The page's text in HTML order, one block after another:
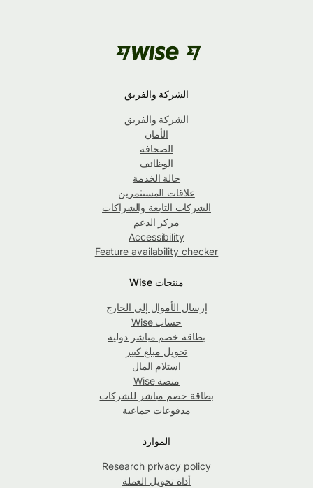
الشركة والفريق
الشركة والفريق
الأمان
الصحافة
الوظائف
حالة الخدمة
علاقات المستثمرين
الشركات التابعة والشراكات
مركز الدعم
Accessibility
Feature availability checker
منتجات Wise
إرسال الأموال إلى الخارج
حساب Wise
بطاقة خصم مباشر دولية
تحويل مبلغ كبير
استلام المال
منصة Wise
بطاقة خصم مباشر للشركات
مدفوعات جماعية
الموارد
Research privacy policy
أداة تحويل العملة